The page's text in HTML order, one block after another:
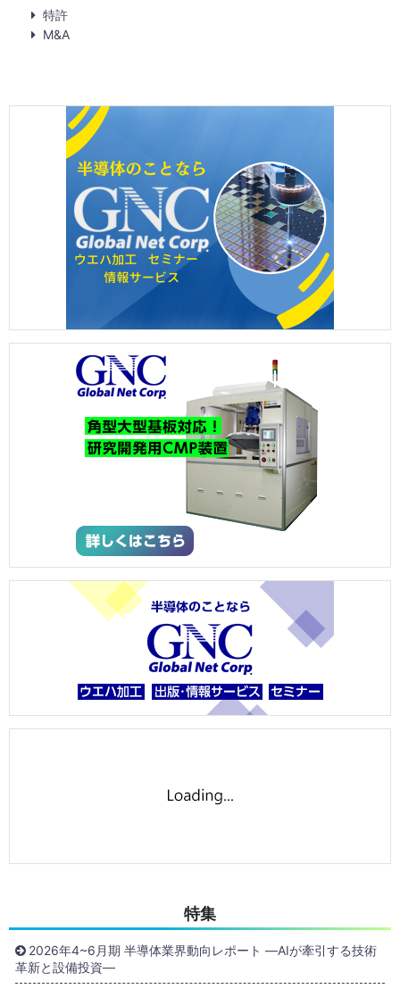
特許
M&A
特集
2026年4~6月期 半導体業界動向レポート ―AIが牽引する技術
革新と設備投資―